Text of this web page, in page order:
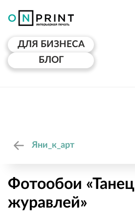
ДЛЯ БИЗНЕСА
БЛОГ
Яни_к_арт
Фотообои «Танец
журавлей»